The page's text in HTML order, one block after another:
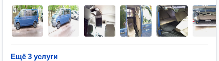
Ещё 3 услуги